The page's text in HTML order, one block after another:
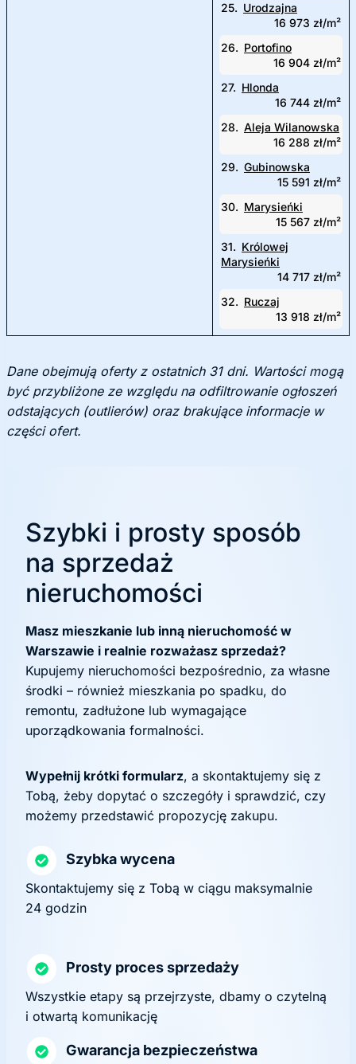
25. Urodzajna
16 973 zł/m²
26. Portofino
16 904 zł/m²
27. Hlonda
16 744 zł/m²
28. Aleja Wilanowska
16 288 zł/m²
29. Gubinowska
15 591 zł/m²
30. Marysieńki
15 567 zł/m²
31. Królowej
Marysieńki
14 717 zł/m²
32. Ruczaj
13 918 zł/m²
Dane obejmują oferty z ostatnich 31 dni. Wartości mogą
być przybliżone ze względu na odfiltrowanie ogłoszeń
odstających (outlierów) oraz brakujące informacje w
części ofert.
Szybki i prosty sposób
na sprzedaż
nieruchomości
Masz mieszkanie lub inną nieruchomość w
Warszawie i realnie rozważasz sprzedaż?
Kupujemy nieruchomości bezpośrednio, za własne
środki – również mieszkania po spadku, do
remontu, zadłużone lub wymagające
uporządkowania formalności.
Wypełnij krótki formularz, a skontaktujemy się z
Tobą, żeby dopytać o szczegóły i sprawdzić, czy
możemy przedstawić propozycję zakupu.
Szybka wycena
Skontaktujemy się z Tobą w ciągu maksymalnie
24 godzin
Prosty proces sprzedaży
Wszystkie etapy są przejrzyste, dbamy o czytelną
i otwartą komunikację
Gwarancja bezpieczeństwa